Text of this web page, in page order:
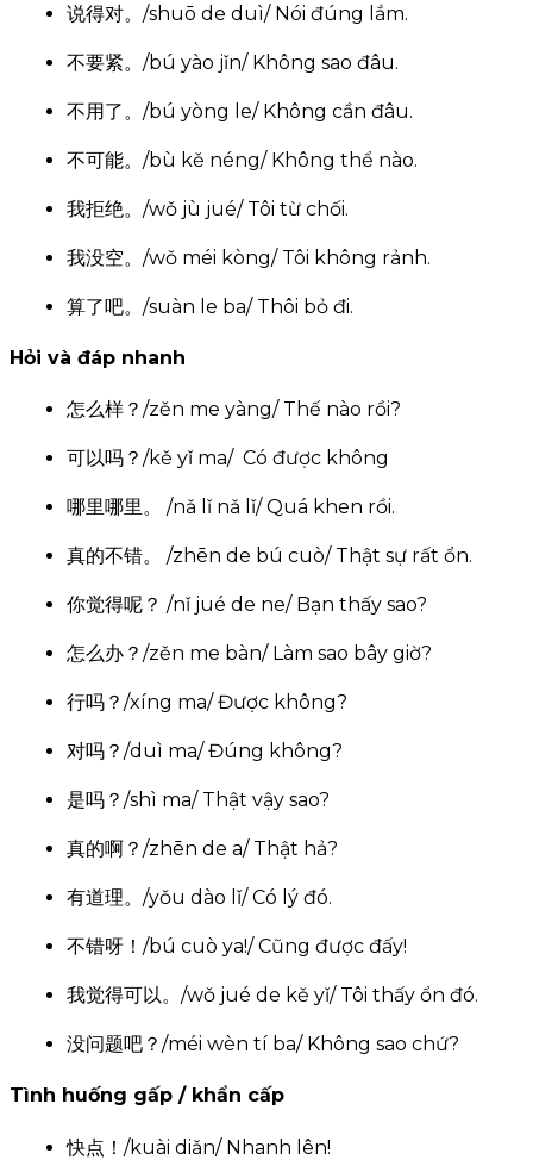
说得对。/shuō de duì/ Nói đúng lắm.
不要紧。/bú yào jǐn/ Không sao đâu.
不用了。/bú yòng le/ Không cần đâu.
不可能。/bù kě néng/ Không thể nào.
我拒绝。/wǒ jù jué/ Tôi từ chối.
我没空。/wǒ méi kòng/ Tôi không rảnh.
算了吧。/suàn le ba/ Thôi bỏ đi.
Hỏi và đáp nhanh
怎么样？/zěn me yàng/ Thế nào rồi?
可以吗？/kě yǐ ma/ Có được không
哪里哪里。 /nǎ lǐ nǎ lǐ/ Quá khen rồi.
真的不错。 /zhēn de bú cuò/ Thật sự rất ổn.
你觉得呢？ /nǐ jué de ne/ Bạn thấy sao?
怎么办？/zěn me bàn/ Làm sao bây giờ?
行吗？/xíng ma/ Được không?
对吗？/duì ma/ Đúng không?
是吗？/shì ma/ Thật vậy sao?
真的啊？/zhēn de a/ Thật hả?
有道理。/yǒu dào lǐ/ Có lý đó.
不错呀！/bú cuò ya!/ Cũng được đấy!
我觉得可以。/wǒ jué de kě yǐ/ Tôi thấy ổn đó.
没问题吧？/méi wèn tí ba/ Không sao chứ?
Tình huống gấp / khẩn cấp
快点！/kuài diǎn/ Nhanh lên!